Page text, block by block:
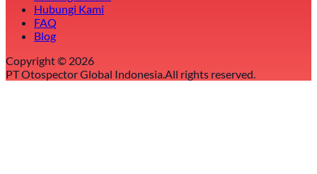
Hubungi Kami
FAQ
Blog
Copyright © 2026
PT Otospector Global Indonesia. All rights reserved.